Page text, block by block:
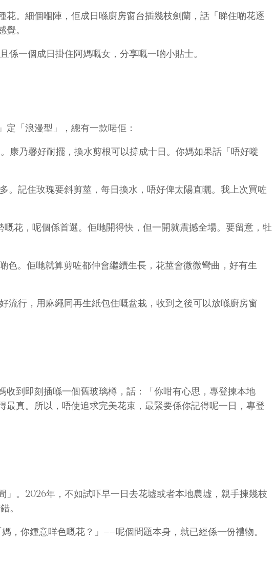
。細個嗰陣，佢成日喺廚房窗台插幾枝劍蘭，話「睇住啲花逐
覺。
一個成日掛住阿媽嘅女，分享嘅一啲小貼士。
「浪漫型」，總有一款啱佢：
康乃馨好耐擺，換水剪根可以撐成十日。你媽如果話「唔好嘥
。記住玫瑰要斜剪莖，每日換水，唔好俾太陽直曬。我上次買咗
花，呢個係首選。佢哋開得快，但一開就震撼全場。要留意，牡
色。佢哋就算剪咗都仲會繼續生長，花莖會微微彎曲，好有生
流行，用麻繩同再生紙包住嘅盆栽，收到之後可以放喺廚房窗
到即刻插喺一個舊玻璃樽，話：「你咁有心思，專登揀本地
真。所以，唔使追求完美花束，最緊要係你記得呢一日，專登
。2026年，不如試吓早一日去花墟或者本地農墟，親手揀幾枝
。
，你鍾意咩色嘅花？」——呢個問題本身，就已經係一份禮物。